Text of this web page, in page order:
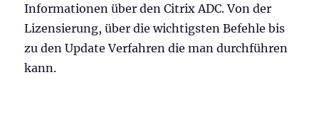
Informationen über den Citrix ADC. Von der
Lizensierung, über die wichtigsten Befehle bis
zu den Update Verfahren die man durchführen
kann.